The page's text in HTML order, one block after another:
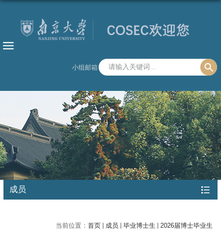
小组邮箱
成员
当前位置： 首页 成员 毕业博士生 2026届博士毕业生